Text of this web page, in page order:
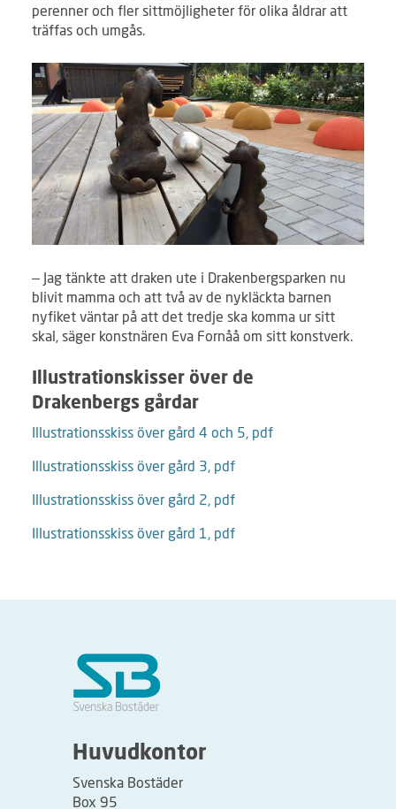
perenner och fler sittmöjligheter för olika åldrar att
träffas och umgås.
– Jag tänkte att draken ute i Drakenbergsparken nu
blivit mamma och att två av de nykläckta barnen
nyfiket väntar på att det tredje ska komma ur sitt
skal, säger konstnären Eva Fornåå om sitt konstverk.
Illustrationskisser över de
Drakenbergs gårdar
Illustrationsskiss över gård 4 och 5, pdf
Illustrationsskiss över gård 3, pdf
Illustrationsskiss över gård 2, pdf
Illustrationsskiss över gård 1, pdf
Huvudkontor
Svenska Bostäder
Box 95